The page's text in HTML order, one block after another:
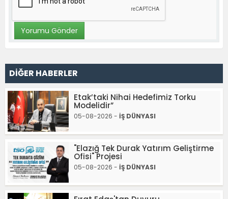
DİĞER HABERLER
Etak’taki Nihai Hedefimiz Torku
Modelidir”
05-08-2026 - İŞ DÜNYASI
"Elazığ Tek Durak Yatırım Geliştirme
Ofisi" Projesi
05-08-2026 - İŞ DÜNYASI